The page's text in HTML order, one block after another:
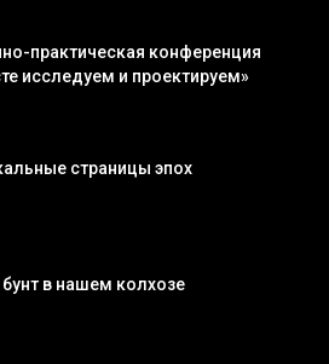
практическая конференция
исследуем и проектируем»
страницы эпох
бунт в нашем колхозе